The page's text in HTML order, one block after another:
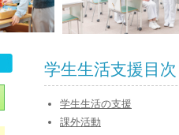
学生生活支援目次
学生生活の支援
課外活動